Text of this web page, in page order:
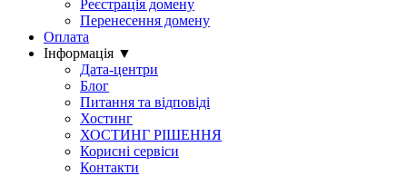
Реєстрація домену
Перенесення домену
Оплата
Інформація ▼
Дата-центри
Блог
Питання та відповіді
Хостинг
ХОСТИНГ РІШЕННЯ
Корисні сервіси
Контакти